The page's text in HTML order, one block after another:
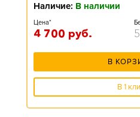
Наличие: В наличии
Цена*
4 700 руб.
В
В 1